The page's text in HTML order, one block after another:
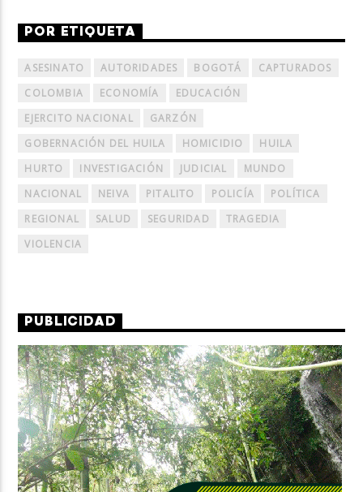
POR ETIQUETA
ASESINATO AUTORIDADES BOGOTÁ
CAPTURADOS
COLOMBIA
ECONOMÍA
EDUCACIÓN
EJERCITO NACIONAL
GARZÓN
GOBERNACIÓN DEL HUILA
HOMICIDIO
HUILA
HURTO
INVESTIGACIÓN JUDICIAL
MUNDO
NACIONAL
NEIVA PITALITO POLICÍA
POLÍTICA
REGIONAL
SALUD SEGURIDAD
TRAGEDIA
VIOLENCIA
PUBLICIDAD